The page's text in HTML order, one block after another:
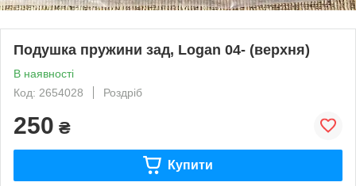
Подушка пружини зад, Logan 04- (верхня)
В наявності
Код: 2654028
Роздріб
250 ₴
Купити